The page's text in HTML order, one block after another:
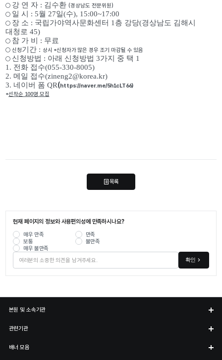
○ 강 연 자 : 김수환 (경상남도 전문위원)
○ 일 시 : 5월 27일(수), 15:00~17:00
○ 장 소 : 국립가야역사문화센터 1층 강당(경상남도 김해시
대청로 45)
○ 참 가 비 : 무료
○ 신청기간 : 상시 *신청자가 많은 경우 조기 마감될 수 있음
○ 신청방법 : 아래 신청방법 3가지 중 택 1
1. 전화 접수(055-330-8005)
2. 메일 접수(zineng2@korea.kr)
3. 네이버 폼 QR(https://naver.me/5h1cLT66)
*선착순 100명 모집
목록
현재 페이지의 정보와 사용편의성에 만족하시나요?
매우 만족
만족
보통
불만족
매우 불만족
확인
본원 및 소속기관
관련기관
배너 모음